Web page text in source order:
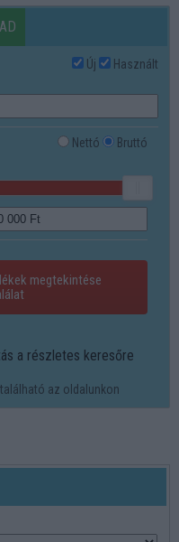
Új Használt
Nettó Bruttó
megtekintése
a részletes keresőre
az oldalunkon